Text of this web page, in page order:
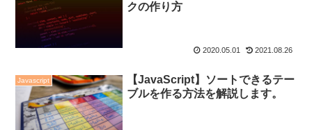
クの作り方
2020.05.01 2021.08.26
Javascript
【JavaScript】ソートできるテー
ブルを作る方法を解説します。